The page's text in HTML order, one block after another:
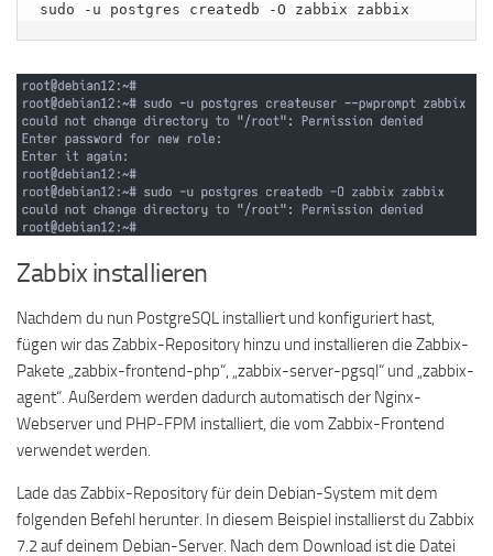
sudo -u postgres createdb -O zabbix zabbix
Zabbix installieren
Nachdem du nun PostgreSQL installiert und konfiguriert hast,
fügen wir das Zabbix-Repository hinzu und installieren die Zabbix-
Pakete „zabbix-frontend-php“, „zabbix-server-pgsql“ und „zabbix-
agent“. Außerdem werden dadurch automatisch der Nginx-
Webserver und PHP-FPM installiert, die vom Zabbix-Frontend
verwendet werden.
Lade das Zabbix-Repository für dein Debian-System mit dem
folgenden Befehl herunter. In diesem Beispiel installierst du Zabbix
7.2 auf deinem Debian-Server. Nach dem Download ist die Datei